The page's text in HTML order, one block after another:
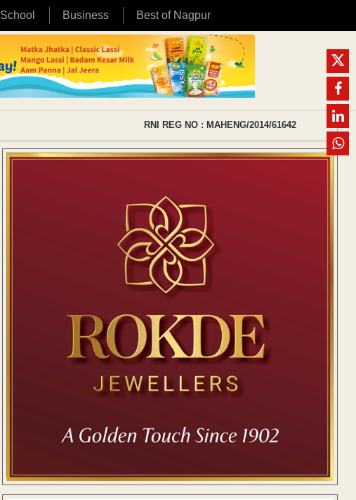
School Business Best of Nagpur
RNI REG NO : MAHENG/2014/61642